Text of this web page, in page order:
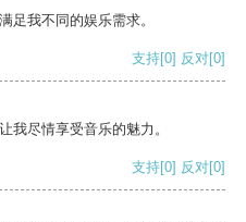
足我不同的娱乐需求。
支持[0] 反对[0]
我尽情享受音乐的魅力。
支持[0] 反对[0]